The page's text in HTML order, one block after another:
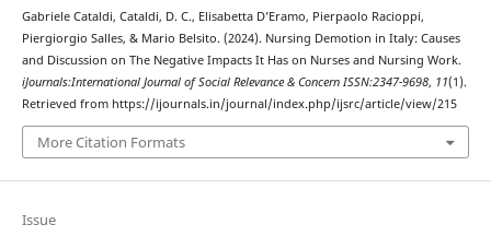
Gabriele Cataldi, Cataldi, D. C., Elisabetta D’Eramo, Pierpaolo Racioppi,
Piergiorgio Salles, & Mario Belsito. (2024). Nursing Demotion in Italy: Causes
and Discussion on The Negative Impacts It Has on Nurses and Nursing Work.
iJournals:International Journal of Social Relevance & Concern ISSN:2347-9698, 11(1).
Retrieved from https://ijournals.in/journal/index.php/ijsrc/article/view/215
More Citation Formats
Issue